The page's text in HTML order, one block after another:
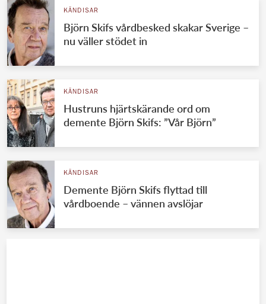
KÄNDISAR
Björn Skifs vårdbesked skakar Sverige –
nu väller stödet in
KÄNDISAR
Hustruns hjärtskärande ord om
demente Björn Skifs: ”Vår Björn”
KÄNDISAR
Demente Björn Skifs flyttad till
vårdboende – vännen avslöjar